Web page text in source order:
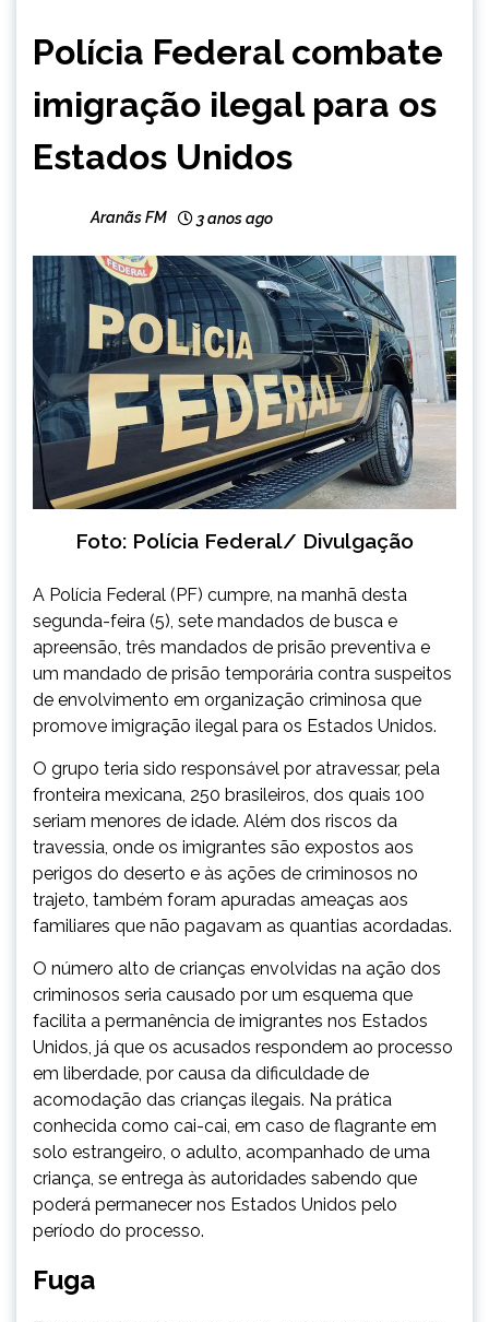
MINAS
NOTÍCIAS
Polícia Federal combate
imigração ilegal para os
Estados Unidos
Aranãs FM 3 anos ago
Foto: Polícia Federal/ Divulgação
A Polícia Federal (PF) cumpre, na manhã desta
segunda-feira (5), sete mandados de busca e
apreensão, três mandados de prisão preventiva e
um mandado de prisão temporária contra suspeitos
de envolvimento em organização criminosa que
promove imigração ilegal para os Estados Unidos.
O grupo teria sido responsável por atravessar, pela
fronteira mexicana, 250 brasileiros, dos quais 100
seriam menores de idade. Além dos riscos da
travessia, onde os imigrantes são expostos aos
perigos do deserto e às ações de criminosos no
trajeto, também foram apuradas ameaças aos
familiares que não pagavam as quantias acordadas.
O número alto de crianças envolvidas na ação dos
criminosos seria causado por um esquema que
facilita a permanência de imigrantes nos Estados
Unidos, já que os acusados respondem ao processo
em liberdade, por causa da dificuldade de
acomodação das crianças ilegais. Na prática
conhecida como cai-cai, em caso de flagrante em
solo estrangeiro, o adulto, acompanhado de uma
criança, se entrega às autoridades sabendo que
poderá permanecer nos Estados Unidos pelo
período do processo.
Fuga